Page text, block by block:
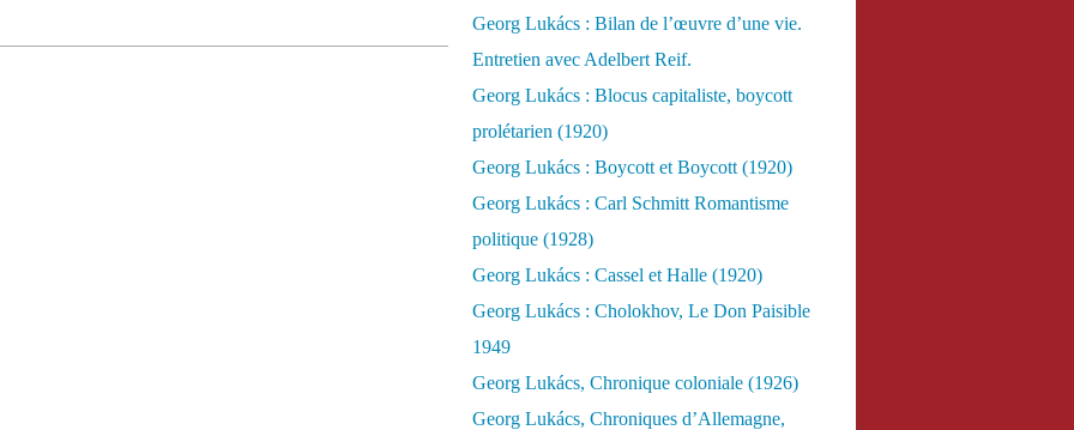
Georg Lukács : Bilan de l’œuvre d’une vie.
Entretien avec Adelbert Reif.
Georg Lukács : Blocus capitaliste, boycott
prolétarien (1920)
Georg Lukács : Boycott et Boycott (1920)
Georg Lukács : Carl Schmitt Romantisme
politique (1928)
Georg Lukács : Cassel et Halle (1920)
Georg Lukács : Cholokhov, Le Don Paisible
1949
Georg Lukács, Chronique coloniale (1926)
Georg Lukács, Chroniques d’Allemagne,